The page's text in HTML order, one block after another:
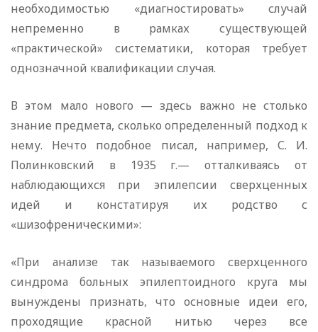
необходимостью «диагностировать» случай
непременно в рамках существующей
«практической» систематики, которая требует
однозначной квалификации случая.
В этом мало нового — здесь важно не столько
знание предмета, сколько определенный подход к
нему. Нечто подобное писал, например, С. И.
Полинковский в 1935 г.— отталкиваясь от
наблюдающихся при эпилепсии сверхценных
идей и констатируя их родство с
«шизофреническими»:
«При анализе так называемого сверхценного
синдрома больных эпилептоидного круга мы
вынуждены признать, что основные идеи его,
проходящие красной нитью через все